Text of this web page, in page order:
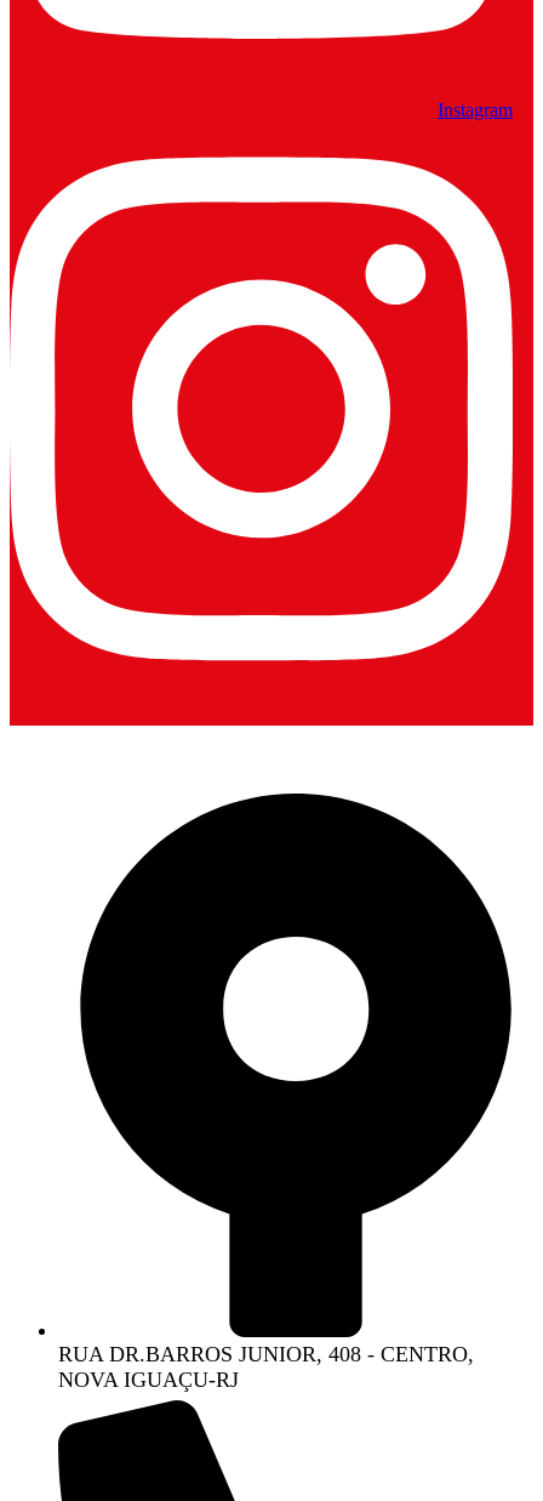
Instagram
RUA DR.BARROS JUNIOR, 408 - CENTRO,
NOVA IGUAÇU-RJ